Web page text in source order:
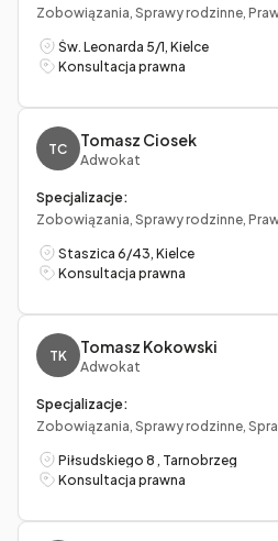
Zobowiązania, Sprawy rodzinne,
Św. Leonarda 5/1, Kielce
Konsultacja prawna
TC Tomasz Ciosek
Adwokat
Specjalizacje:
Zobowiązania, Sprawy rodzinne,
Staszica 6/43, Kielce
Konsultacja prawna
TK Tomasz Kokowski
Adwokat
Specjalizacje:
Zobowiązania, Sprawy rodzinne,
Piłsudskiego 8 , Tarnobrzeg
Konsultacja prawna